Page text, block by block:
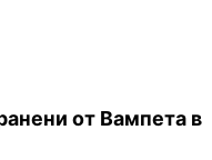
от Вампета в